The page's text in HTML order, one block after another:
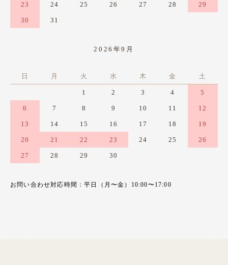
23 24 25 26 27 28 29
30 31
2026年9月
日 月 火 水 木 金 土
1 2 3 4 5
6 7 8 9 10 11 12
13 14 15 16 17 18 19
20 21 22 23 24 25 26
27 28 29 30
お問い合わせ対応時間：平日（月〜金）10:00〜17:00